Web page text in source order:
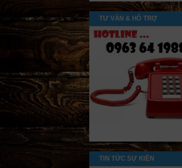
TƯ VẤN & HỖ TRỢ
TIN TỨC SỰ KIỆN